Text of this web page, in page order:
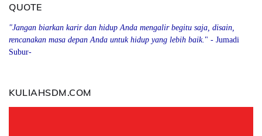
QUOTE
"Jangan biarkan karir dan hidup Anda mengalir begitu saja, disain,
rencanakan masa depan Anda untuk hidup yang lebih baik. " - Jumadi
Subur-
KULIAHSDM.COM